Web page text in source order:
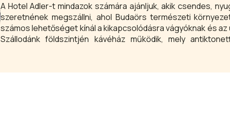
A Hotel Adler-t mindazok számára ajánljuk, akik csendes,
szeretnének megszállni, ahol Budaörs természeti
számos lehetőséget kínál a kikapcsolódásra vágyóknak és
Szállodánk földszintjén kávéház működik, mely
irodalmi esteknek köszönhetően, méltó környezetet